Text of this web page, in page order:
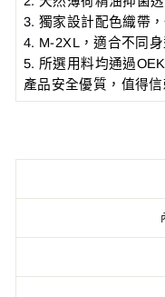
3. 獨家設計配色織帶
4. M-2XL，適合不同
5. 所選用料均通過
產品安全優質，值得信